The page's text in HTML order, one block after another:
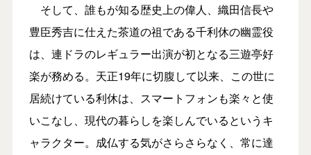
そして、誰もが知る歴史上の偉人、織田信長や
豊臣秀吉に仕えた茶道の祖である千利休の幽霊役
は、連ドラのレギュラー出演が初となる三遊亭好
楽が務める。天正19年に切腹して以来、この世に
居続けている利休は、スマートフォンも楽々と使
いこなし、現代の暮らしを楽しんでいるというキ
ャラクター。成仏する気がさらさらなく、常に達